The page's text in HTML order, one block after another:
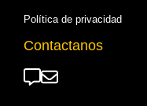
Política de privacidad
Contactanos